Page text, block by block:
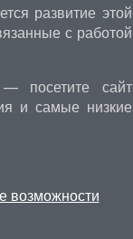
развитие этой
с работой
— посетите сайт
и самые низкие
возможности